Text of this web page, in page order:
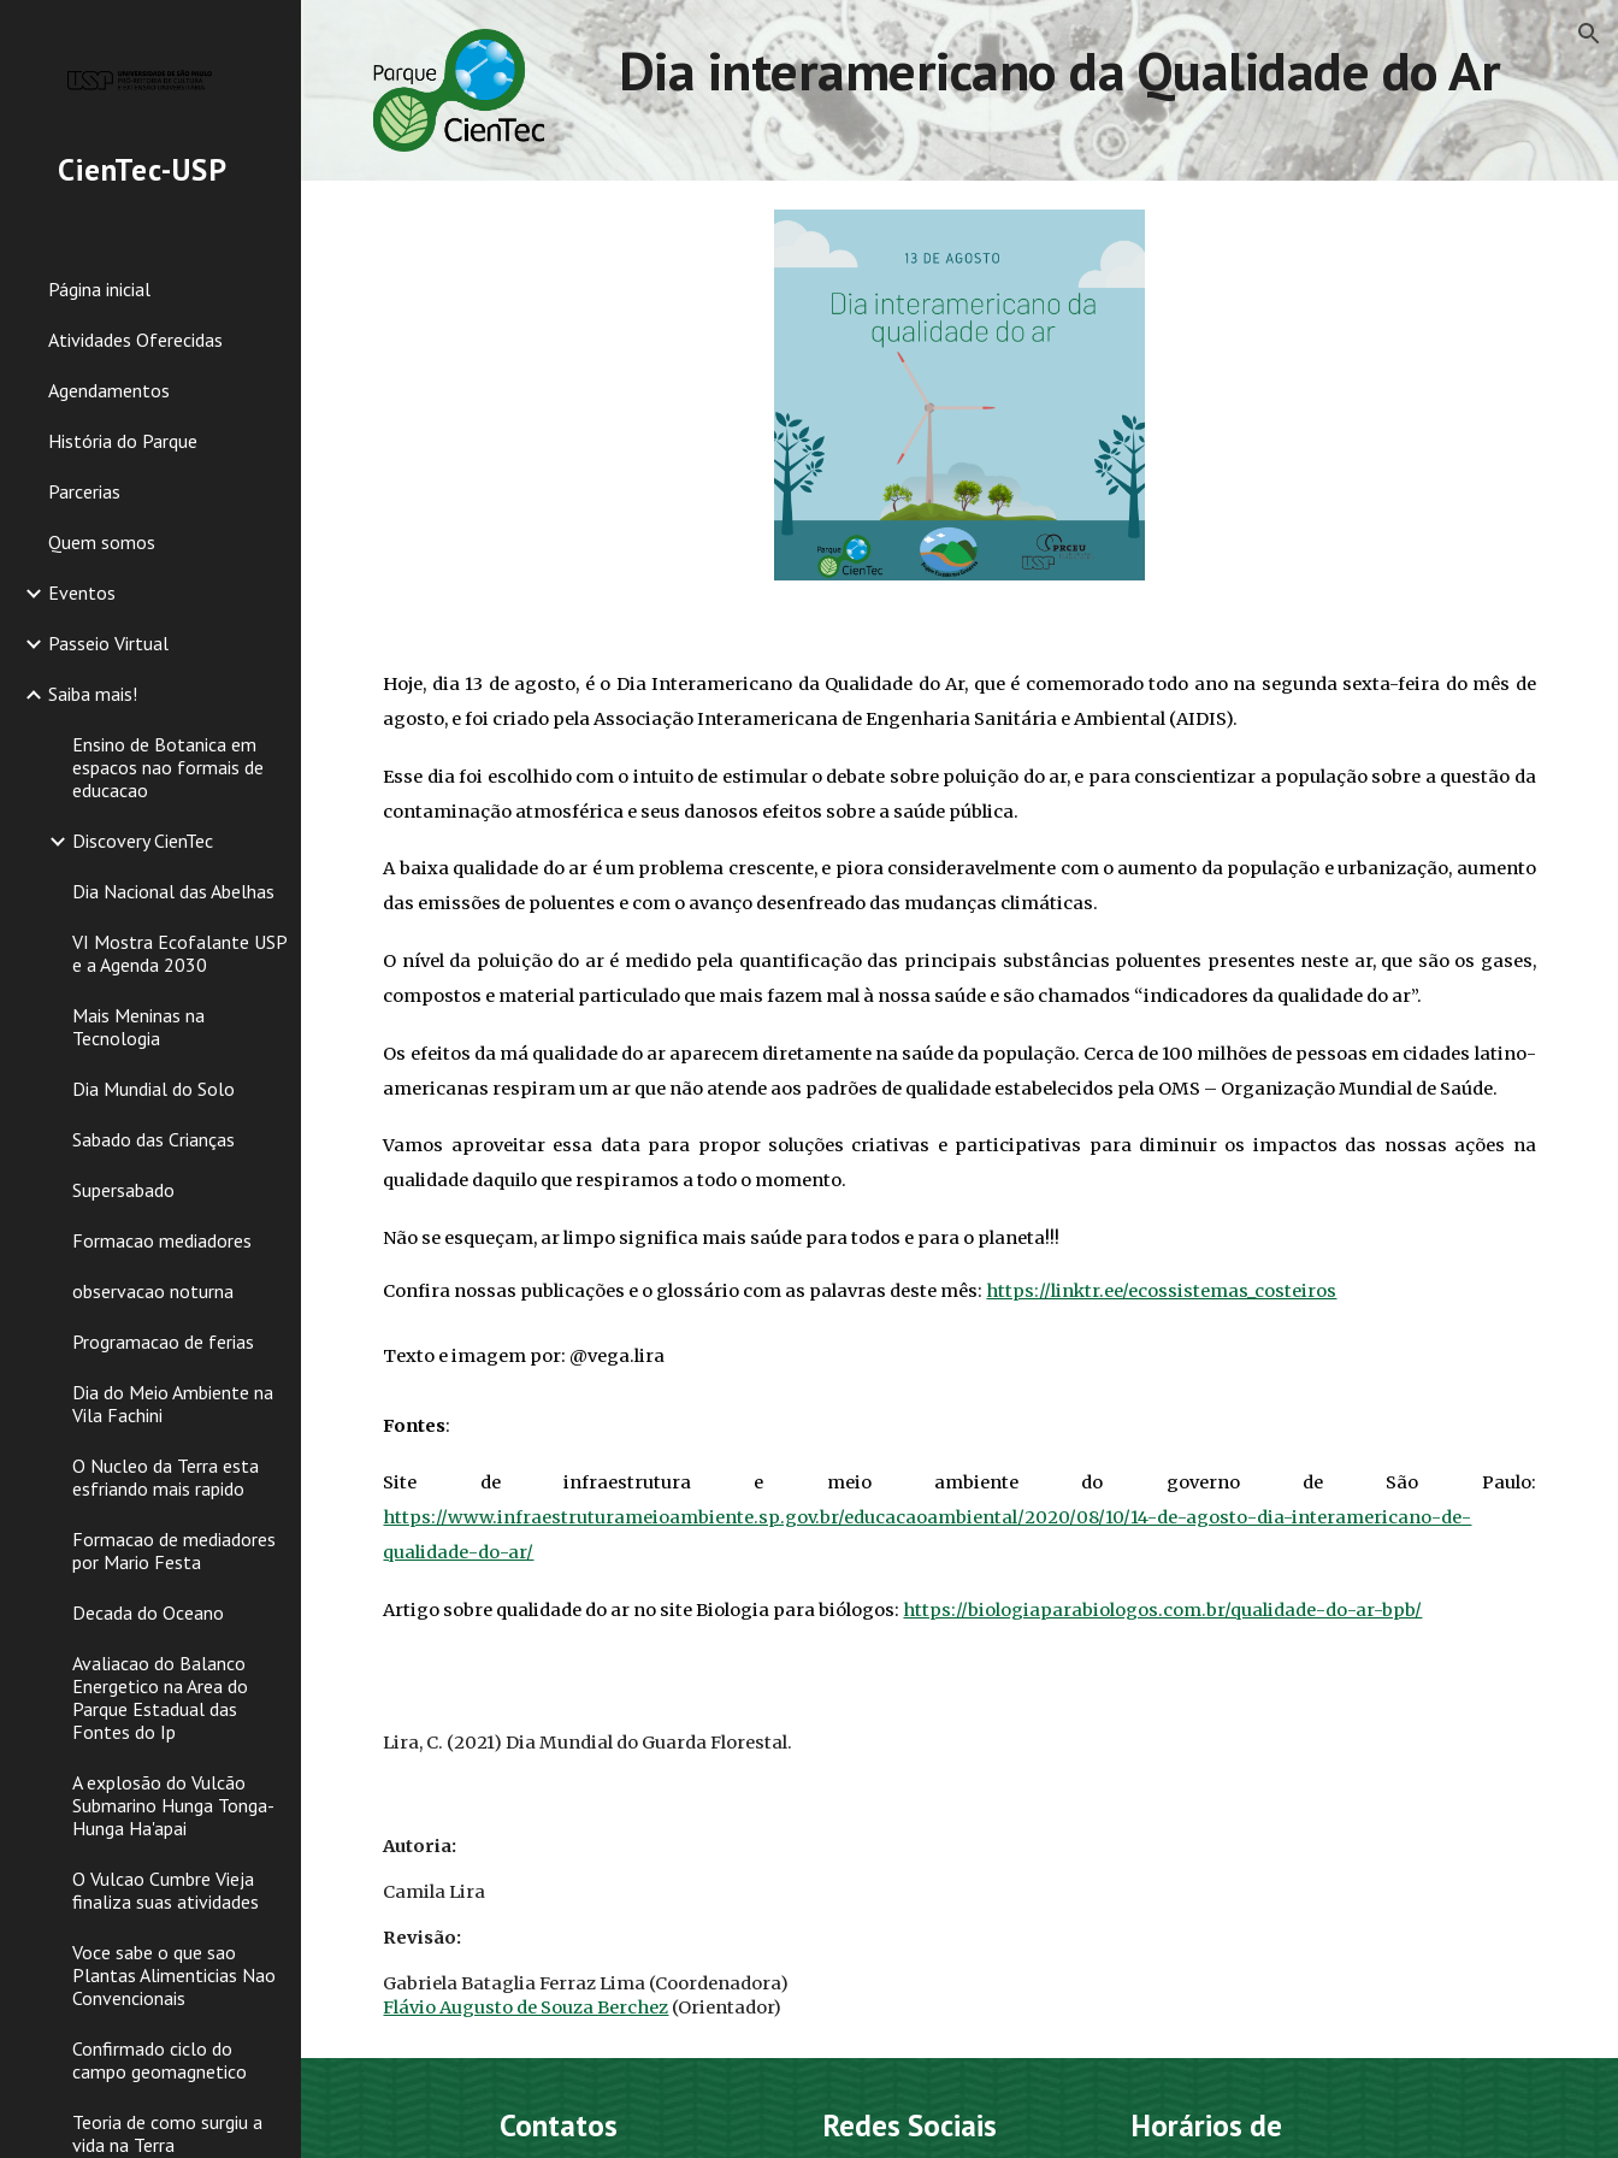
Skip to main content Skip to navigation
CienTec-USP
Página inicial
Atividades Oferecidas
Agendamentos
História do Parque
Parcerias
Quem somos
Eventos
Passeio Virtual
Saiba mais!
Ensino de Botanica em
espacos nao formais de
educacao
Discovery CienTec
Dia Nacional das Abelhas
VI Mostra Ecofalante USP
e a Agenda 2030
Mais Meninas na
Tecnologia
Dia Mundial do Solo
Sabado das Crianças
Supersabado
Formacao mediadores
observacao noturna
Programacao de ferias
Dia do Meio Ambiente na
Vila Fachini
O Nucleo da Terra esta
esfriando mais rapido
Formacao de mediadores
por Mario Festa
Decada do Oceano
Avaliacao do Balanco
Energetico na Area do
Parque Estadual das
Fontes do Ip
A explosão do Vulcão
Submarino Hunga Tonga-
Hunga Ha'apai
O Vulcao Cumbre Vieja
finaliza suas atividades
Voce sabe o que sao
Plantas Alimenticias Nao
Convencionais
Confirmado ciclo do
campo geomagnetico
Teoria de como surgiu a
vida na Terra
Dia interamericano da Qualidade do Ar
Hoje, dia 13 de agosto, é o Dia Interamericano da Qualidade do Ar, que é comemorado todo ano na segunda sexta-feira do mês de
agosto, e foi criado pela Associação Interamericana de Engenharia Sanitária e Ambiental (AIDIS).
Esse dia foi escolhido com o intuito de estimular o debate sobre poluição do ar, e para conscientizar a população sobre a questão da
contaminação atmosférica e seus danosos efeitos sobre a saúde pública.
A baixa qualidade do ar é um problema crescente, e piora consideravelmente com o aumento da população e urbanização, aumento
das emissões de poluentes e com o avanço desenfreado das mudanças climáticas.
O nível da poluição do ar é medido pela quantificação das principais substâncias poluentes presentes neste ar, que são os gases,
compostos e material particulado que mais fazem mal à nossa saúde e são chamados “indicadores da qualidade do ar”.
Os efeitos da má qualidade do ar aparecem diretamente na saúde da população. Cerca de 100 milhões de pessoas em cidades latino-
americanas respiram um ar que não atende aos padrões de qualidade estabelecidos pela OMS – Organização Mundial de Saúde.
Vamos aproveitar essa data para propor soluções criativas e participativas para diminuir os impactos das nossas ações na
qualidade daquilo que respiramos a todo o momento.
Não se esqueçam, ar limpo significa mais saúde para todos e para o planeta!!!
Confira nossas publicações e o glossário com as palavras deste mês: https://linktr.ee/ecossistemas_costeiros
Texto e imagem por: @vega.lira
Fontes:
Site de infraestrutura e meio ambiente do governo de São Paulo:
https://www.infraestruturameioambiente.sp.gov.br/educacaoambiental/2020/08/10/14-de-agosto-dia-interamericano-de-
qualidade-do-ar/
Artigo sobre qualidade do ar no site Biologia para biólogos: https://biologiaparabiologos.com.br/qualidade-do-ar-bpb/
Lira, C. (2021) Dia Mundial do Guarda Florestal.
Autoria:
Camila Lira
Revisão:
Gabriela Bataglia Ferraz Lima (Coordenadora)
Flávio Augusto de Souza Berchez (Orientador)
Contatos Redes Sociais Horários de